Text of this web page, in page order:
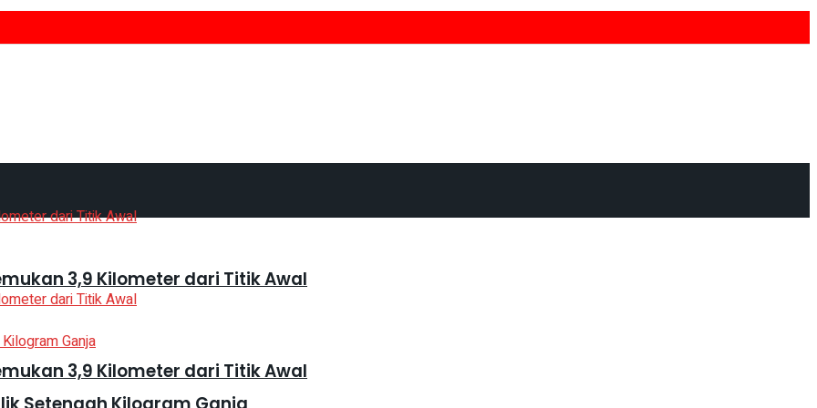
3,9 Kilometer dari Titik Awal
3,9 Kilometer dari Titik Awal